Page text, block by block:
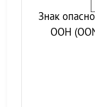
Знак
ООН